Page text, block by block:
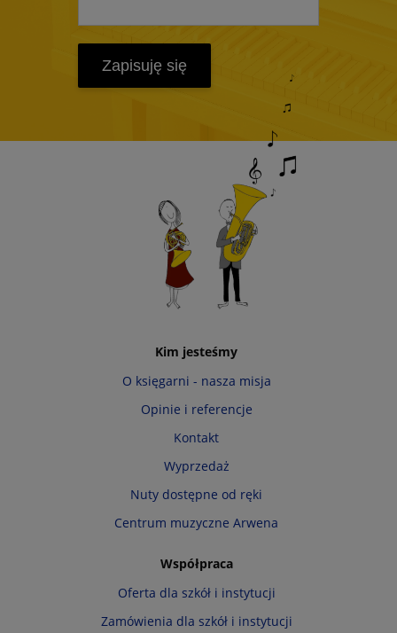
Zapisuję się
Kim jesteśmy
O księgarni - nasza misja
Opinie i referencje
Kontakt
Wyprzedaż
Nuty dostępne od ręki
Centrum muzyczne Arwena
Współpraca
Oferta dla szkół i instytucji
Zamówienia dla szkół i instytucji